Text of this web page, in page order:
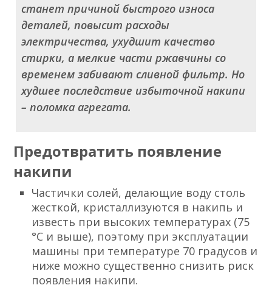
станет причиной быстрого износа
деталей, повысит расходы
электричества, ухудшит качество
стирки, а мелкие части ржавчины со
временем забивают сливной фильтр. Но
худшее последствие избыточной накипи
– поломка агрегата.
Предотвратить появление
накипи
Частички солей, делающие воду столь
жесткой, кристаллизуются в накипь и
известь при высоких температурах (75
°С и выше), поэтому при эксплуатации
машины при температуре 70 градусов и
ниже можно существенно снизить риск
появления накипи.